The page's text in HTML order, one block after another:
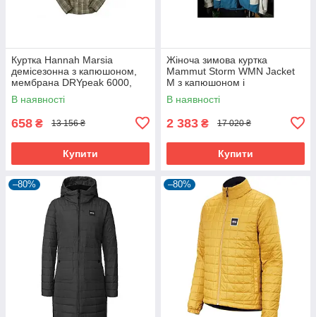
Куртка Hannah Marsia
демісезонна з капюшоном,
мембрана DRYpeak 6000,
коричнева
В наявності
658 ₴ 13 156 ₴
Купити
Жіноча зимова куртка
Mammut Storm WMN Jacket
M з капюшоном і
вентиляцією, колір 5216
В наявності
2 383 ₴ 17 020 ₴
Купити
–80% –80%